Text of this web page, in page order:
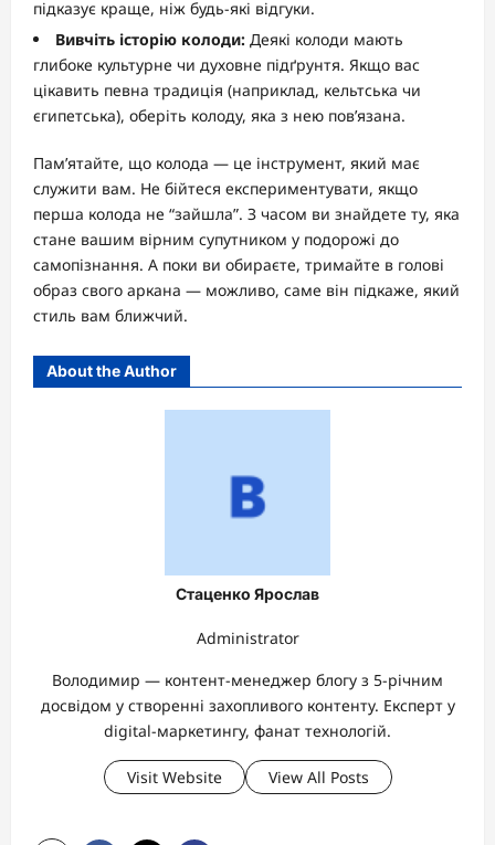
підказує краще, ніж будь-які відгуки.
Вивчіть історію колоди: Деякі колоди мають
глибоке культурне чи духовне підґрунтя. Якщо вас
цікавить певна традиція (наприклад, кельтська чи
єгипетська), оберіть колоду, яка з нею пов’язана.
Пам’ятайте, що колода — це інструмент, який має
служити вам. Не бійтеся експериментувати, якщо
перша колода не “зайшла”. З часом ви знайдете ту, яка
стане вашим вірним супутником у подорожі до
самопізнання. А поки ви обираєте, тримайте в голові
образ свого аркана — можливо, саме він підкаже, який
стиль вам ближчий.
About the Author
Стаценко Ярослав
Administrator
Володимир — контент-менеджер блогу з 5-річним
досвідом у створенні захопливого контенту. Експерт у
digital-маркетингу, фанат технологій.
Visit Website View All Posts